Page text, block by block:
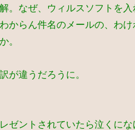
。なぜ、ウィルスソフトを
からん件名のメールの、わ
。
が違うだろうに。
ゼントされていたら泣くに